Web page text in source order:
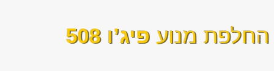
החלפת מנוע פיג’ו 508